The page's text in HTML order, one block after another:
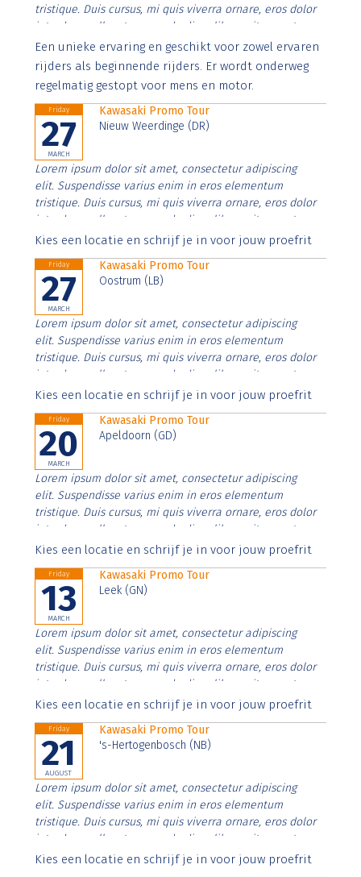
tristique. Duis cursus, mi quis viverra ornare, eros dolor
interdum nulla, ut commodo diam libero vitae erat.
Aenean faucibus nibh et justo cursus id rutrum lorem
imperdiet. Nunc ut sem vitae risus tristique posuere.
Een unieke ervaring en geschikt voor zowel ervaren
rijders als beginnende rijders. Er wordt onderweg
regelmatig gestopt voor mens en motor.
Friday
27
MARCH
Kawasaki Promo Tour
Nieuw Weerdinge (DR)
Lorem ipsum dolor sit amet, consectetur adipiscing
elit. Suspendisse varius enim in eros elementum
tristique. Duis cursus, mi quis viverra ornare, eros dolor
interdum nulla, ut commodo diam libero vitae erat.
Aenean faucibus nibh et justo cursus id rutrum lorem
Kies een locatie en schrijf je in voor jouw proefrit
Friday
27
MARCH
Kawasaki Promo Tour
Oostrum (LB)
Lorem ipsum dolor sit amet, consectetur adipiscing
elit. Suspendisse varius enim in eros elementum
tristique. Duis cursus, mi quis viverra ornare, eros dolor
interdum nulla, ut commodo diam libero vitae erat.
Aenean faucibus nibh et justo cursus id rutrum lorem
Kies een locatie en schrijf je in voor jouw proefrit
Friday
20
MARCH
Kawasaki Promo Tour
Apeldoorn (GD)
Lorem ipsum dolor sit amet, consectetur adipiscing
elit. Suspendisse varius enim in eros elementum
tristique. Duis cursus, mi quis viverra ornare, eros dolor
interdum nulla, ut commodo diam libero vitae erat.
Aenean faucibus nibh et justo cursus id rutrum lorem
Kies een locatie en schrijf je in voor jouw proefrit
Friday
13
MARCH
Kawasaki Promo Tour
Leek (GN)
Lorem ipsum dolor sit amet, consectetur adipiscing
elit. Suspendisse varius enim in eros elementum
tristique. Duis cursus, mi quis viverra ornare, eros dolor
interdum nulla, ut commodo diam libero vitae erat.
Aenean faucibus nibh et justo cursus id rutrum lorem
Kies een locatie en schrijf je in voor jouw proefrit
Friday
21
AUGUST
Kawasaki Promo Tour
's-Hertogenbosch (NB)
Lorem ipsum dolor sit amet, consectetur adipiscing
elit. Suspendisse varius enim in eros elementum
tristique. Duis cursus, mi quis viverra ornare, eros dolor
interdum nulla, ut commodo diam libero vitae erat.
Aenean faucibus nibh et justo cursus id rutrum lorem
Kies een locatie en schrijf je in voor jouw proefrit